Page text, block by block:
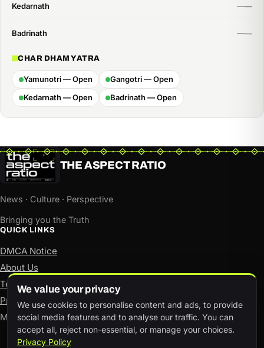
Kedarnath
Badrinath
CHAR DHAM YATRA
Yamunotri — Open
Gangotri — Open
Kedarnath — Open
Badrinath — Open
THE ASPECT RATIO
News · Culture · Perspective
Bringing you the Truth
QUICK LINKS
DMCA Notice
About Us
Terms of Use
Privacy Policy
Manage consent
We value your privacy
We use cookies to personalise content and ads, to provide
social media features and to analyse our traffic. You can
accept all, reject non-essential, or manage your choices.
Privacy Policy